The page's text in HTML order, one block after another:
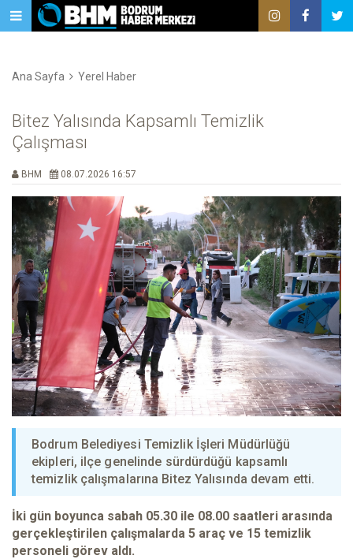
Ana Sayfa Yerel Haber
Bitez Yalısında Kapsamlı Temizlik
Çalışması
BHM 08.07.2026 16:57
Bodrum Belediyesi Temizlik İşleri Müdürlüğü
ekipleri, ilçe genelinde sürdürdüğü kapsamlı
temizlik çalışmalarına Bitez Yalısında devam etti.
İki gün boyunca sabah 05.30 ile 08.00 saatleri arasında
gerçekleştirilen çalışmalarda 5 araç ve 15 temizlik
personeli görev aldı.